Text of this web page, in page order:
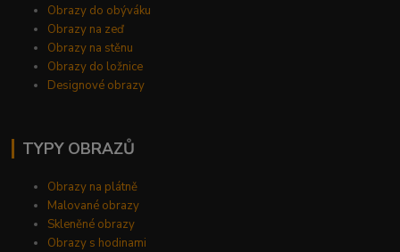
Obrazy do obýváku
Obrazy na zeď
Obrazy na stěnu
Obrazy do ložnice
Designové obrazy
TYPY OBRAZŮ
Obrazy na plátně
Malované obrazy
Skleněné obrazy
Obrazy s hodinami